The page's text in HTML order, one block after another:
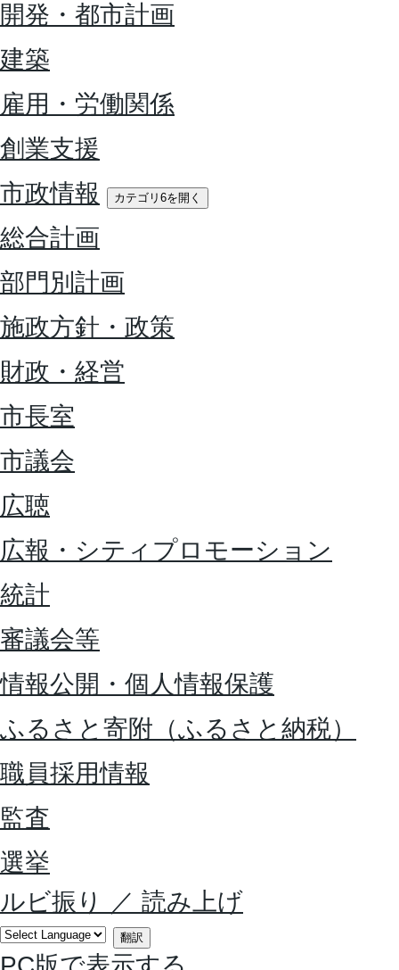
開発・都市計画
建築
雇用・労働関係
創業支援
市政情報
カテゴリ6を開く
総合計画
部門別計画
施政方針・政策
財政・経営
市長室
市議会
広聴
広報・シティプロモーション
統計
審議会等
情報公開・個人情報保護
ふるさと寄附（ふるさと納税）
職員採用情報
監査
選挙
ルビ振り
／ 読み上げ
翻訳